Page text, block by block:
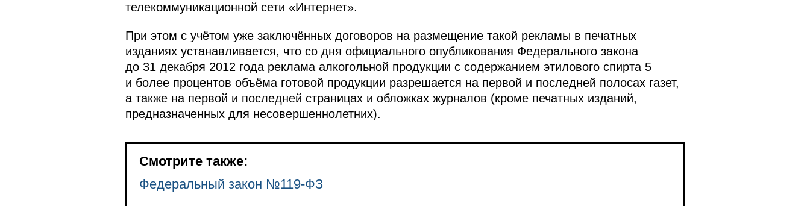
телекоммуникационной сети «Интернет».
При этом с учётом уже заключённых договоров на размещение такой рекламы в печатных
изданиях устанавливается, что со дня официального опубликования Федерального закона
до 31 декабря 2012 года реклама алкогольной продукции с содержанием этилового спирта 5
и более процентов объёма готовой продукции разрешается на первой и последней полосах газет,
а также на первой и последней страницах и обложках журналов (кроме печатных изданий,
предназначенных для несовершеннолетних).
Смотрите также:
Федеральный закон №119-ФЗ